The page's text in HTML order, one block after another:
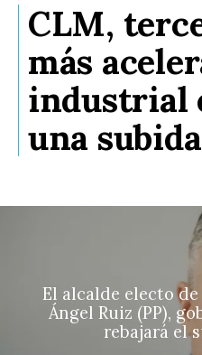
CLM,
más
industrial
una
El alcalde electo
Ángel Ruiz (PP),
rebajará el